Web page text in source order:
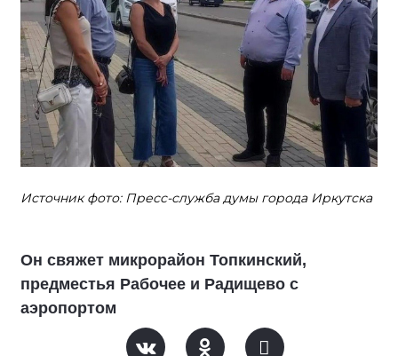
Источник фото: Пресс-служба думы города Иркутска
Он свяжет микрорайон Топкинский,
предместья Рабочее и Радищево с
аэропортом